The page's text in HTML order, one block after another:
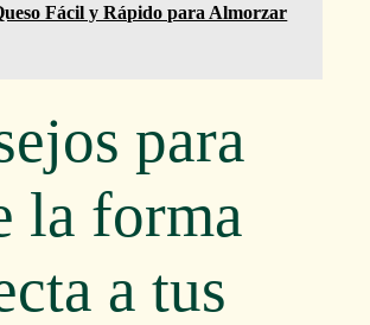
Fácil y Rápido para Almorzar
para
la forma
a tus